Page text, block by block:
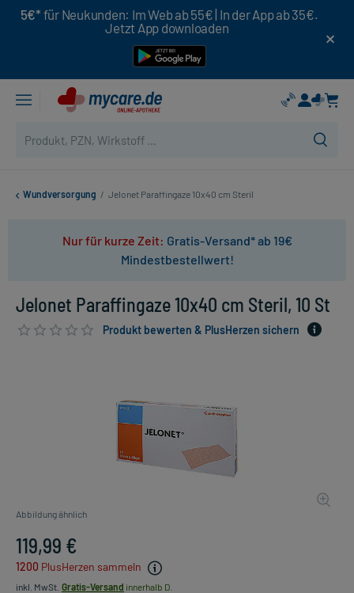
5€* für Neukunden: Im Web ab 55€ | In der App ab 35€.
Jetzt App downloaden
Wundversorgung / Jelonet Paraffingaze 10x40 cm Steril
Nur für kurze Zeit: Gratis-Versand* ab 19€
Mindestbestellwert!
Jelonet Paraffingaze 10x40 cm Steril, 10 St
Produkt bewerten & PlusHerzen sichern
Abbildung ähnlich
119,99 €
1200 PlusHerzen sammeln
inkl. MwSt. Gratis-Versand innerhalb D.